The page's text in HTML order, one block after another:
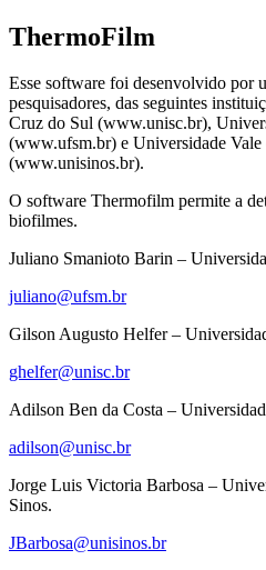
ThermoFilm
Esse software foi desenvolvido por
pesquisadores, das seguintes
Cruz do Sul (www.unisc.br),
(www.ufsm.br) e Universidade Vale
(www.unisinos.br).
O software Thermofilm permite a
biofilmes.
Juliano Smanioto Barin –
juliano@ufsm.br
Gilson Augusto Helfer –
ghelfer@unisc.br
Adilson Ben da Costa –
adilson@unisc.br
Jorge Luis Victoria Barbosa –
Sinos.
JBarbosa@unisinos.br